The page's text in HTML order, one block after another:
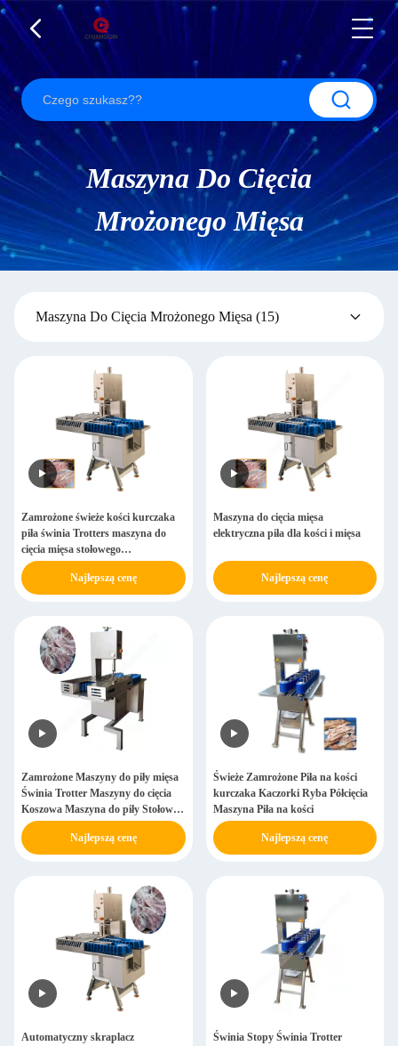
Maszyna Do Cięcia
Mrożonego Mięsa
Maszyna Do Cięcia Mrożonego Mięsa (15)
Zamrożone świeże kości kurczaka
piła świnia Trotters maszyna do
cięcia mięsa stołowego
wielofunkcyjna maszyna do cięcia
kawałków
Najlepszą cenę
Maszyna do cięcia mięsa
elektryczna piła dla kości i mięsa
Najlepszą cenę
Zamrożone Maszyny do piły mięsa
Świnia Trotter Maszyny do cięcia
Koszowa Maszyna do piły Stołowa
Maszyna do piły Koszowa
Zamrożony Maszyna do cięcia
mięsa
Najlepszą cenę
Świeże Zamrożone Piła na kości
kurczaka Kaczorki Ryba Półcięcia
Maszyna Piła na kości
Najlepszą cenę
Automatyczny skraplacz
Świnia Stopy Świnia Trotter